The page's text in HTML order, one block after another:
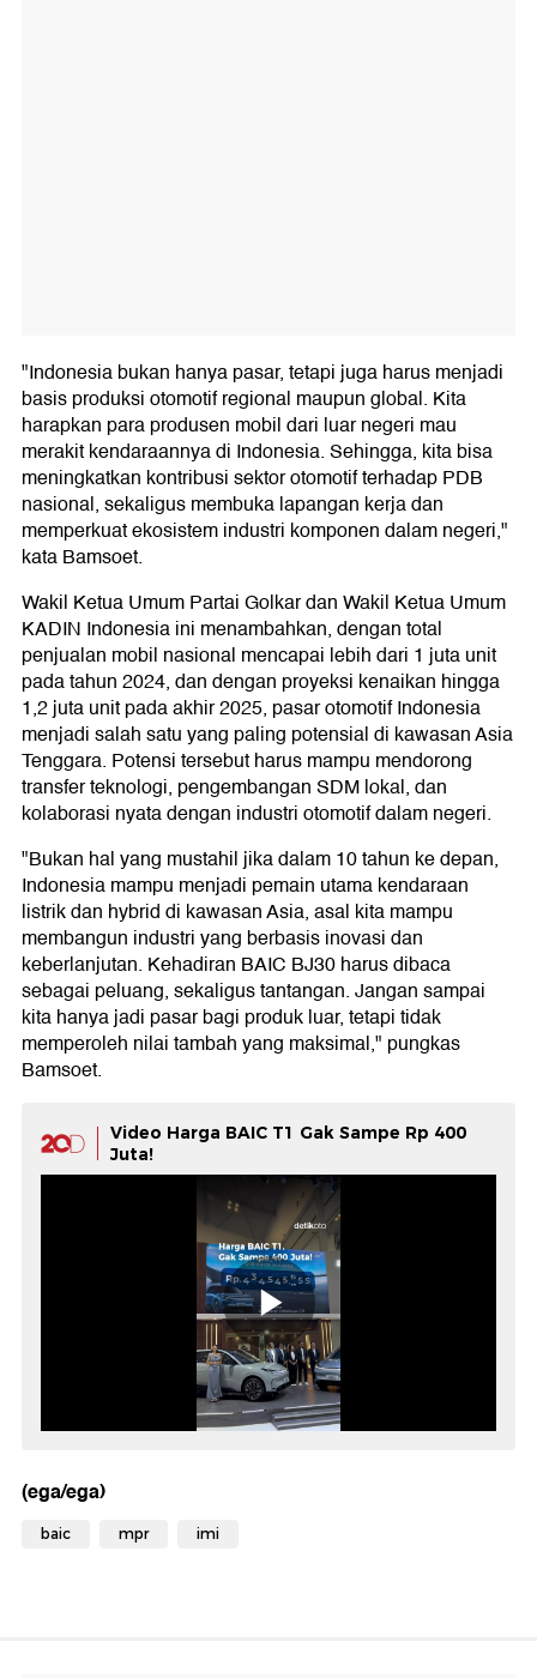
"Indonesia bukan hanya pasar, tetapi juga harus menjadi
basis produksi otomotif regional maupun global. Kita
harapkan para produsen mobil dari luar negeri mau
merakit kendaraannya di Indonesia. Sehingga, kita bisa
meningkatkan kontribusi sektor otomotif terhadap PDB
nasional, sekaligus membuka lapangan kerja dan
memperkuat ekosistem industri komponen dalam negeri,"
kata Bamsoet.
Wakil Ketua Umum Partai Golkar dan Wakil Ketua Umum
KADIN Indonesia ini menambahkan, dengan total
penjualan mobil nasional mencapai lebih dari 1 juta unit
pada tahun 2024, dan dengan proyeksi kenaikan hingga
1,2 juta unit pada akhir 2025, pasar otomotif Indonesia
menjadi salah satu yang paling potensial di kawasan Asia
Tenggara. Potensi tersebut harus mampu mendorong
transfer teknologi, pengembangan SDM lokal, dan
kolaborasi nyata dengan industri otomotif dalam negeri.
"Bukan hal yang mustahil jika dalam 10 tahun ke depan,
Indonesia mampu menjadi pemain utama kendaraan
listrik dan hybrid di kawasan Asia, asal kita mampu
membangun industri yang berbasis inovasi dan
keberlanjutan. Kehadiran BAIC BJ30 harus dibaca
sebagai peluang, sekaligus tantangan. Jangan sampai
kita hanya jadi pasar bagi produk luar, tetapi tidak
memperoleh nilai tambah yang maksimal," pungkas
Bamsoet.
Video Harga BAIC T1 Gak Sampe Rp 400
Juta!
(ega/ega)
baic mpr imi